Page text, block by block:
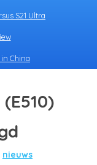
S21 Ultra
China
nieuws